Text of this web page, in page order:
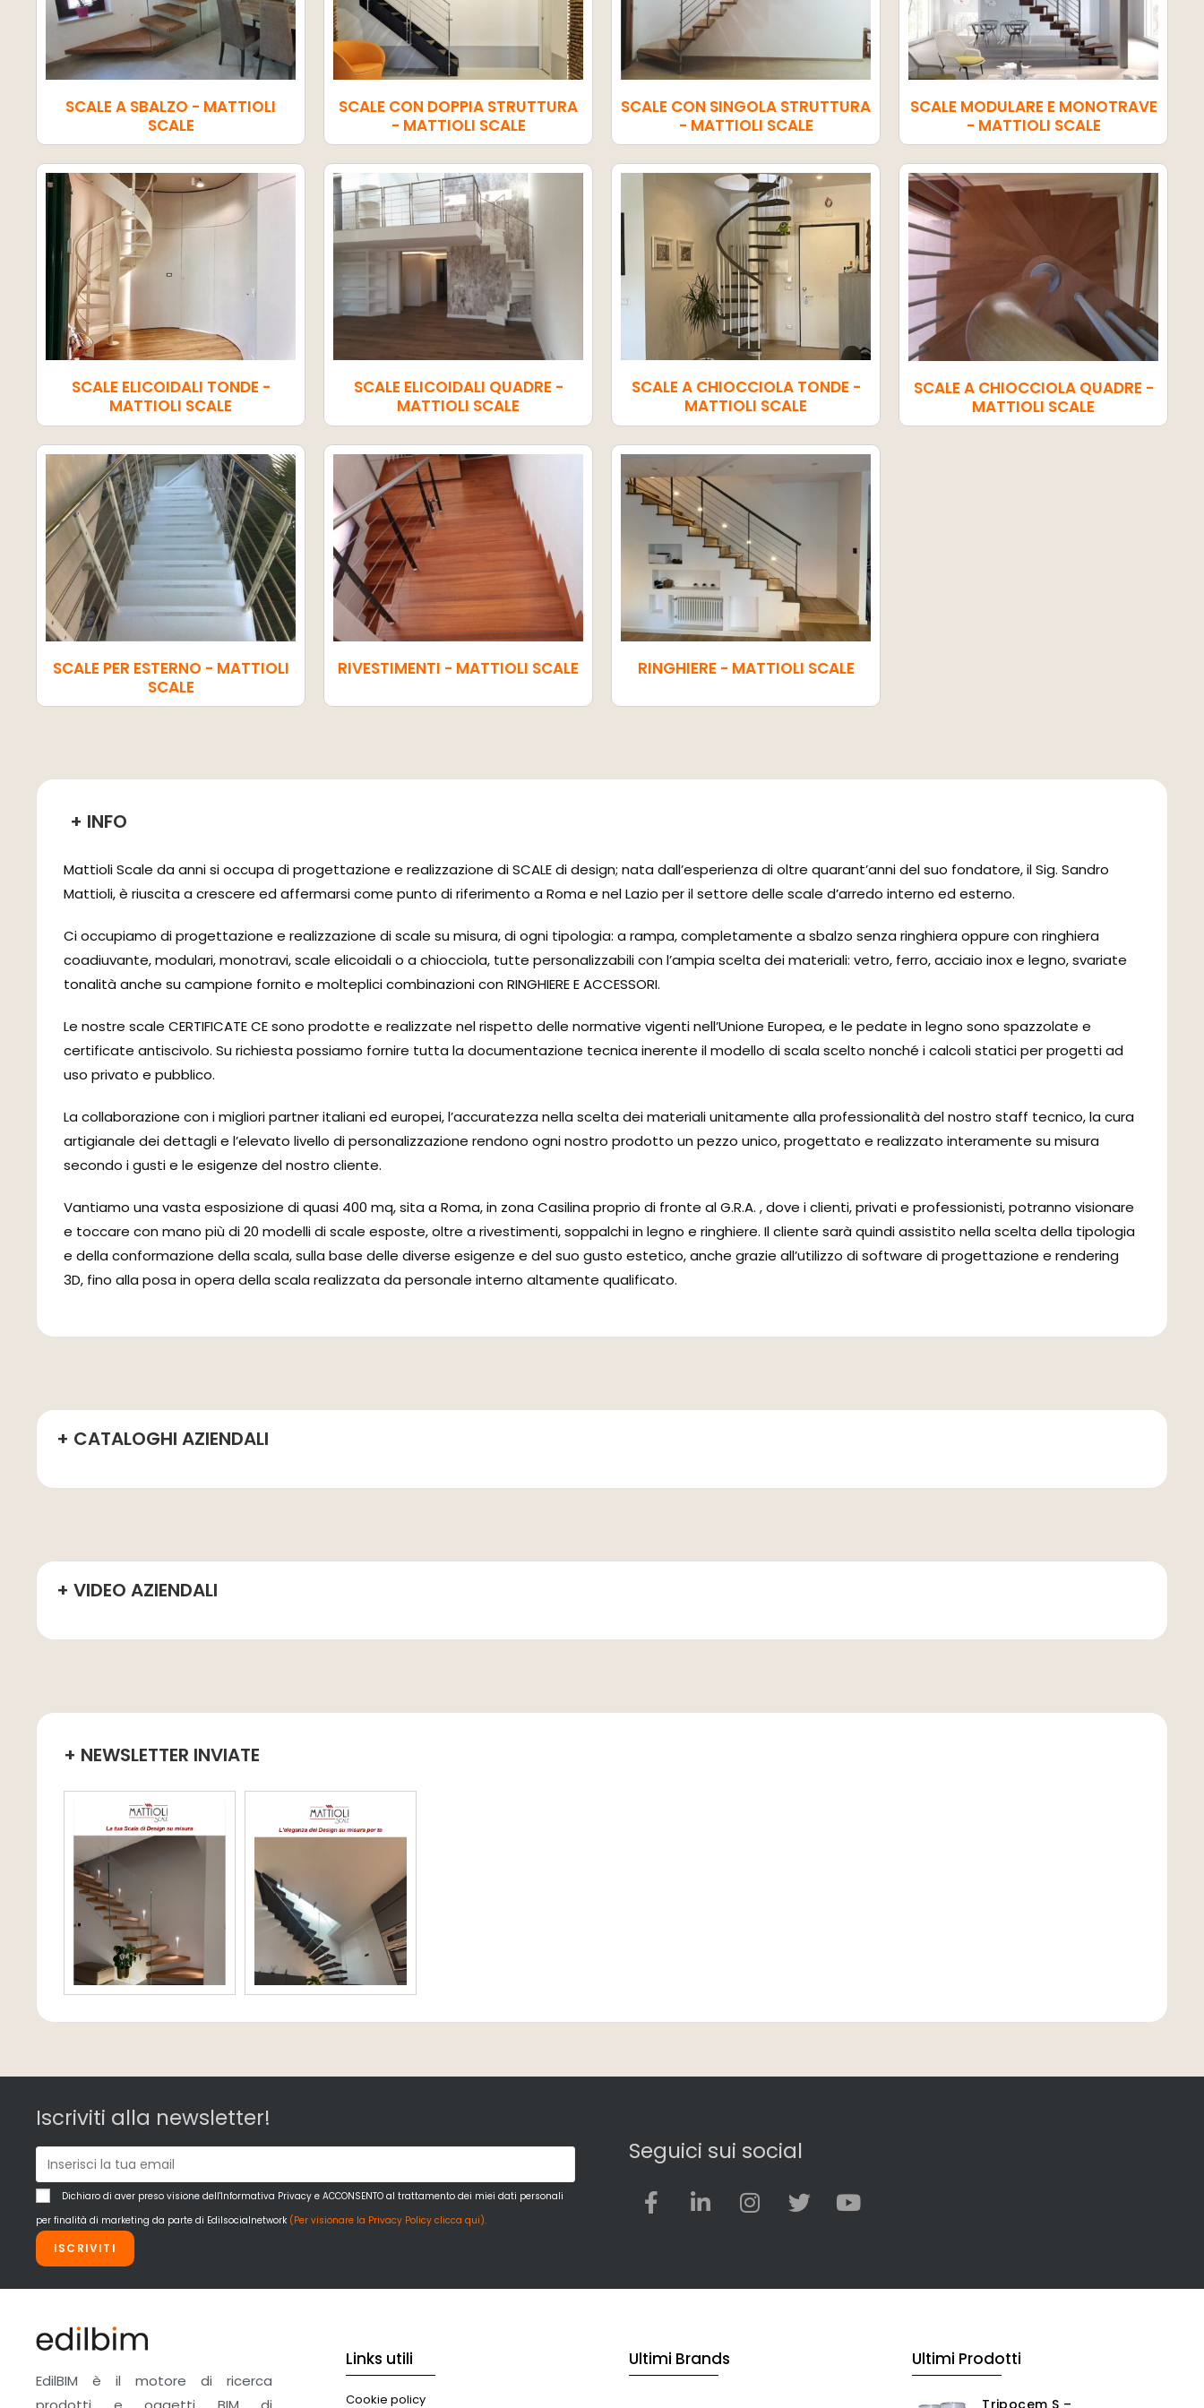
SCALE A SBALZO - MATTIOLI
SCALE
SCALE CON DOPPIA STRUTTURA
- MATTIOLI SCALE
SCALE CON SINGOLA STRUTTURA
- MATTIOLI SCALE
SCALE MODULARE E MONOTRAVE
- MATTIOLI SCALE
SCALE ELICOIDALI TONDE -
MATTIOLI SCALE
SCALE ELICOIDALI QUADRE -
MATTIOLI SCALE
SCALE A CHIOCCIOLA TONDE -
MATTIOLI SCALE
SCALE A CHIOCCIOLA QUADRE -
MATTIOLI SCALE
SCALE PER ESTERNO - MATTIOLI
SCALE
RIVESTIMENTI - MATTIOLI SCALE RINGHIERE - MATTIOLI SCALE
+ INFO
Mattioli Scale da anni si occupa di progettazione e realizzazione di SCALE di design; nata dall’esperienza di oltre quarant’anni del suo fondatore, il Sig. Sandro
Mattioli, è riuscita a crescere ed affermarsi come punto di riferimento a Roma e nel Lazio per il settore delle scale d’arredo interno ed esterno.
Ci occupiamo di progettazione e realizzazione di scale su misura, di ogni tipologia: a rampa, completamente a sbalzo senza ringhiera oppure con ringhiera
coadiuvante, modulari, monotravi, scale elicoidali o a chiocciola, tutte personalizzabili con l’ampia scelta dei materiali: vetro, ferro, acciaio inox e legno, svariate
tonalità anche su campione fornito e molteplici combinazioni con RINGHIERE E ACCESSORI.
Le nostre scale CERTIFICATE CE sono prodotte e realizzate nel rispetto delle normative vigenti nell’Unione Europea, e le pedate in legno sono spazzolate e
certificate antiscivolo. Su richiesta possiamo fornire tutta la documentazione tecnica inerente il modello di scala scelto nonché i calcoli statici per progetti ad
uso privato e pubblico.
La collaborazione con i migliori partner italiani ed europei, l’accuratezza nella scelta dei materiali unitamente alla professionalità del nostro staff tecnico, la cura
artigianale dei dettagli e l’elevato livello di personalizzazione rendono ogni nostro prodotto un pezzo unico, progettato e realizzato interamente su misura
secondo i gusti e le esigenze del nostro cliente.
Vantiamo una vasta esposizione di quasi 400 mq, sita a Roma, in zona Casilina proprio di fronte al G.R.A. , dove i clienti, privati e professionisti, potranno visionare
e toccare con mano più di 20 modelli di scale esposte, oltre a rivestimenti, soppalchi in legno e ringhiere. Il cliente sarà quindi assistito nella scelta della tipologia
e della conformazione della scala, sulla base delle diverse esigenze e del suo gusto estetico, anche grazie all’utilizzo di software di progettazione e rendering
3D, fino alla posa in opera della scala realizzata da personale interno altamente qualificato.
+ CATALOGHI AZIENDALI
+ VIDEO AZIENDALI
+ NEWSLETTER INVIATE
Iscriviti alla newsletter!
Dichiaro di aver preso visione dell'Informativa Privacy e ACCONSENTO al trattamento dei miei dati personali
per finalità di marketing da parte di Edilsocialnetwork (Per visionare la Privacy Policy clicca qui).
ISCRIVITI
Seguici sui social
EdilBIM è il motore di ricerca
Links utili
Cookie policy
Ultimi Brands Ultimi Prodotti